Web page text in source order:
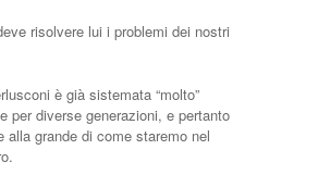
risolvere lui i problemi dei nostri
è già sistemata “molto”
per diverse generazioni, e pertanto
alla grande di come staremo nel